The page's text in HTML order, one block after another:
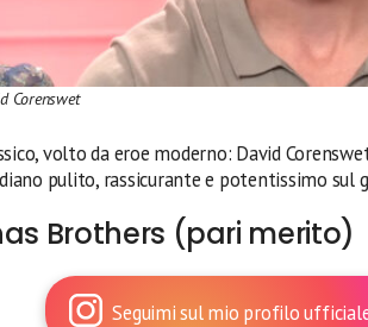
Corenswet
volto da eroe moderno: David
pulito, rassicurante e potentissimo sul
Brothers (pari merito)
Seguimi sul mio profilo